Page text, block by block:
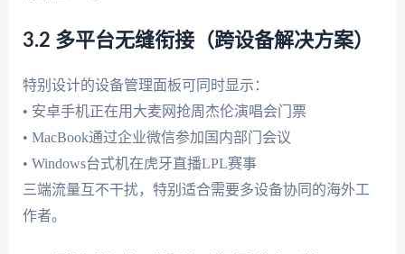
3.2 多平台无缝衔接（跨设备解决方案）
特别设计的设备管理面板可同时显示：
• 安卓手机正在用大麦网抢周杰伦演唱会门票
• MacBook通过企业微信参加国内部门会议
• Windows台式机在虎牙直播LPL赛事
三端流量互不干扰，特别适合需要多设备协同的海外工
作者。